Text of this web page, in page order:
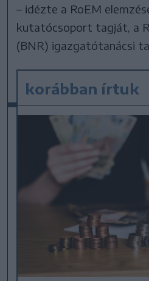
– idézte a RoEM
kutatócsoport tagját, a
(BNR) igazgatótanácsi
korábban írtuk